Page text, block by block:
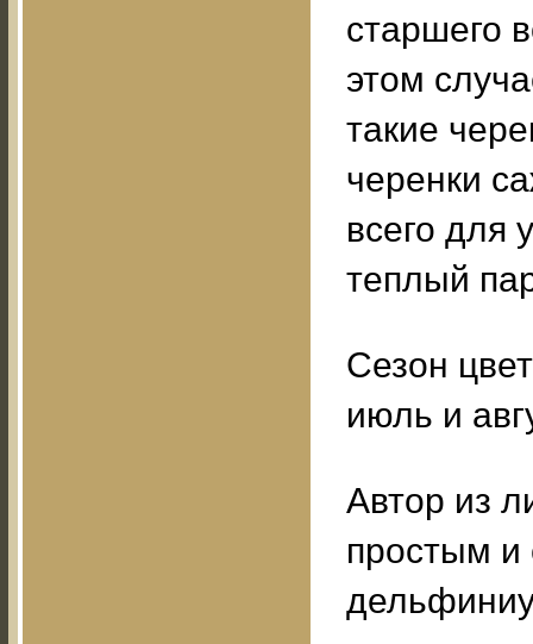
старшего
этом
такие
черенки
всего для
теплый
Сезон
июль и
Автор из
простым и